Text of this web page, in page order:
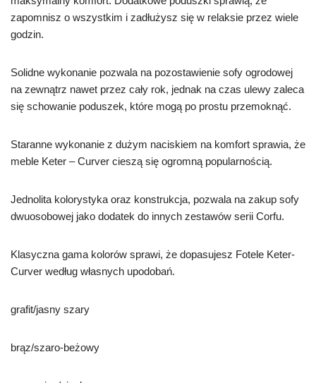
zapomnisz o wszystkim i zadłużysz się w relaksie przez wiele
godzin.
Solidne wykonanie pozwala na pozostawienie sofy ogrodowej
na zewnątrz nawet przez cały rok, jednak na czas ulewy zaleca
się schowanie poduszek, które mogą po prostu przemoknąć.
Staranne wykonanie z dużym naciskiem na komfort sprawia, że
meble Keter – Curver cieszą się ogromną popularnością.
Jednolita kolorystyka oraz konstrukcja, pozwala na zakup sofy
dwuosobowej jako dodatek do innych zestawów serii Corfu.
Klasyczna gama kolorów sprawi, że dopasujesz Fotele Keter-
Curver według własnych upodobań.
grafit/jasny szary
brąz/szaro-beżowy